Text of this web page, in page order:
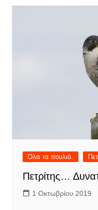
Όλα τα πουλιά.
Πετρίτης…
1 Οκτωβρίου 2019